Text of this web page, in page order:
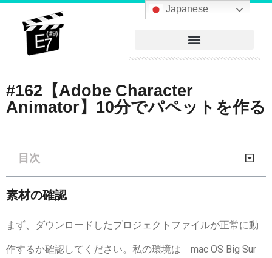
#162【Adobe Character
Animator】10分でパペットを作る
目次
素材の確認
まず、ダウンロードしたプロジェクトファイルが正常に動
作するか確認してください。私の環境は mac OS Big Sur
Japanese